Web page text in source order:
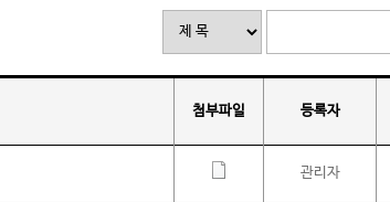
첨부파일 등록자
관리자